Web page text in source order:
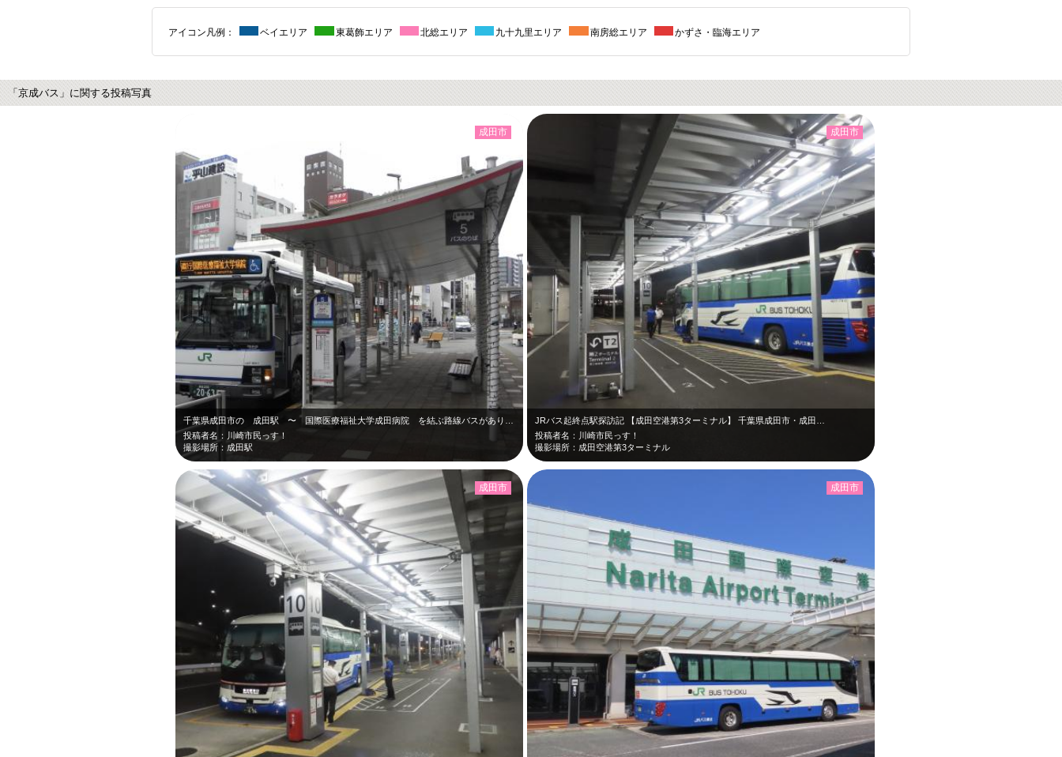
アイコン凡例： ベイエリア 東葛飾エリア 北総エリア 九十九里エリア 南房総エリア かずさ・臨海エリア
「京成バス」に関する投稿写真
投稿者名：川崎市民っす！
撮影場所：成田駅
成田市
JRバス起終点駅探訪記 【成田空港第3ターミナル】 千葉県成田市・成田…
投稿者名：川崎市民っす！
撮影場所：成田空港第3ターミナル
成田市
成田市 成田市